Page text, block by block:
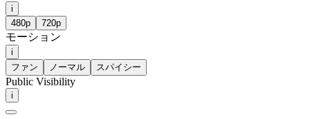
i
480p
720p
モーション
i
ファン
ノーマル スパイシー
Public Visibility
i